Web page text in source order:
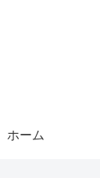
ホーム